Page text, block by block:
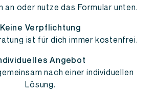
an oder nutze das Formular unten.
Keine Verpflichtung
ist für dich immer kostenfrei.
Angebot
nach einer individuellen
Lösung.